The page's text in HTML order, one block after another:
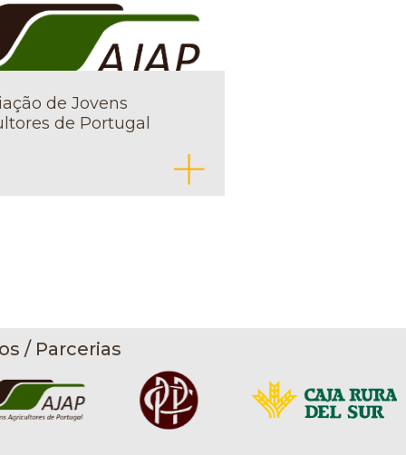
de Jovens
de Portugal
/ Parcerias